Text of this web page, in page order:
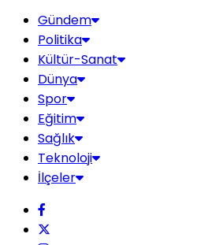
Gündem
Politika
Kültür-Sanat
Dünya
Spor
Eğitim
Sağlık
Teknoloji
İlçeler